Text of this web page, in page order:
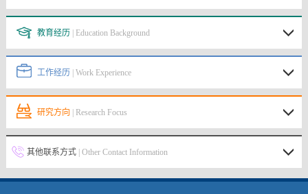
教育经历 | Education Background
工作经历 | Work Experience
研究方向 | Research Focus
其他联系方式| Other Contact Information